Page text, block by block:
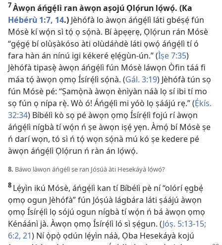
7Àwọn áńgẹ́lì ran àwọn aṣojú Ọlọ́run lọ́wọ́. (Ka
Hébérù 1:​7, 14.) Jèhófà lo àwọn áńgẹ́lì láti gbéṣẹ́ fún
Mósè kí wọ́n sì tọ́ ọ sọ́nà. Bí àpẹẹrẹ, Ọlọ́run rán Mósè
“gẹ́gẹ́ bí olùṣàkóso àti olùdáǹdè láti ọwọ́ áńgẹ́lì tí ó
fara hàn án nínú igi kékeré ẹlẹ́gùn-ún.” (Ìṣe 7:35)
Jèhófà tipasẹ̀ àwọn áńgẹ́lì fún Mósè láwọn Òfin táá fi
máa tọ́ àwọn ọmọ Ísírẹ́lì sọ́nà. (Gál. 3:19) Jèhófà tún sọ
fún Mósè pé: “Ṣamọ̀nà àwọn ènìyàn náà lọ sí ibi tí mo
sọ fún ọ nípa rẹ̀. Wò ó! Áńgẹ́lì mi yóò lọ ṣáájú rẹ.” (Ẹ́kís.
32:34) Bíbélì kò sọ pé àwọn ọmọ Ísírẹ́lì fojú rí àwọn
áńgẹ́lì nígbà tí wọ́n ń ṣe àwọn iṣẹ́ yẹn. Àmọ́ bí Mósè ṣe
ń darí wọn, tó sì ń tọ́ wọn sọ́nà mú kó ṣe kedere pé
àwọn áńgẹ́lì Ọlọ́run ń ràn án lọ́wọ́.
8. Báwo làwọn áńgẹ́lì ṣe ran Jóṣúà àti Hesekáyà lọ́wọ́?
8 Lẹ́yìn ikú Mósè, áńgẹ́lì kan tí Bíbélì pè ní “olórí ẹgbẹ́
ọmọ ogun Jèhófà” fún Jóṣúà lágbára láti ṣáájú àwọn
ọmọ Ísírẹ́lì lọ sójú ogun nígbà tí wọ́n ń bá àwọn ọmọ
Kénáánì jà. Àwọn ọmọ Ísírẹ́lì ló sì ṣẹ́gun. (Jóṣ. 5:​13-15;
6:​2, 21) Ní ọ̀pọ̀ ọdún lẹ́yìn náà, Ọba Hesekáyà kojú